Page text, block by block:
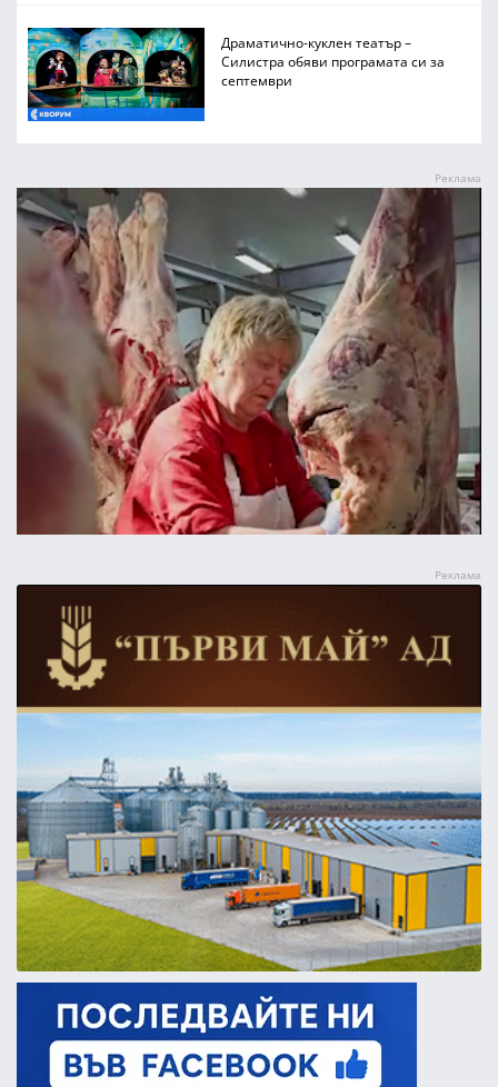
Драматично-куклен театър –
Силистра обяви програмата си за
септември